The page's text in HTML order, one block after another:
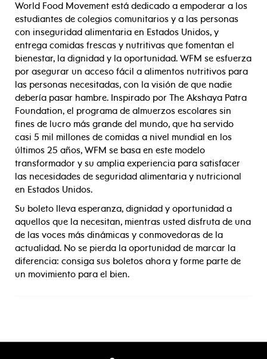
World Food Movement está dedicado a empoderar a los
estudiantes de colegios comunitarios y a las personas
con inseguridad alimentaria en Estados Unidos, y
entrega comidas frescas y nutritivas que fomentan el
bienestar, la dignidad y la oportunidad. WFM se esfuerza
por asegurar un acceso fácil a alimentos nutritivos para
las personas necesitadas, con la visión de que nadie
debería pasar hambre. Inspirado por The Akshaya Patra
Foundation, el programa de almuerzos escolares sin
fines de lucro más grande del mundo, que ha servido
casi 5 mil millones de comidas a nivel mundial en los
últimos 25 años, WFM se basa en este modelo
transformador y su amplia experiencia para satisfacer
las necesidades de seguridad alimentaria y nutricional
en Estados Unidos.
Su boleto lleva esperanza, dignidad y oportunidad a
aquellos que la necesitan, mientras usted disfruta de una
de las voces más dinámicas y conmovedoras de la
actualidad. No se pierda la oportunidad de marcar la
diferencia: consiga sus boletos ahora y forme parte de
un movimiento para el bien.